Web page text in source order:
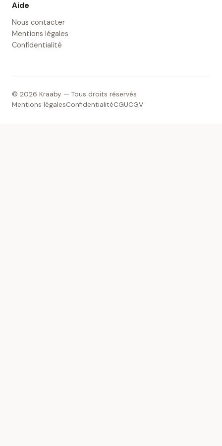
Aide
Nous contacter
Mentions légales
Confidentialité
© 2026 Kraaby — Tous droits réservés
Mentions légalesConfidentialitéCGUCGV